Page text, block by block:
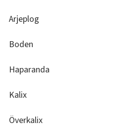
Arjeplog
Boden
Haparanda
Kalix
Överkalix